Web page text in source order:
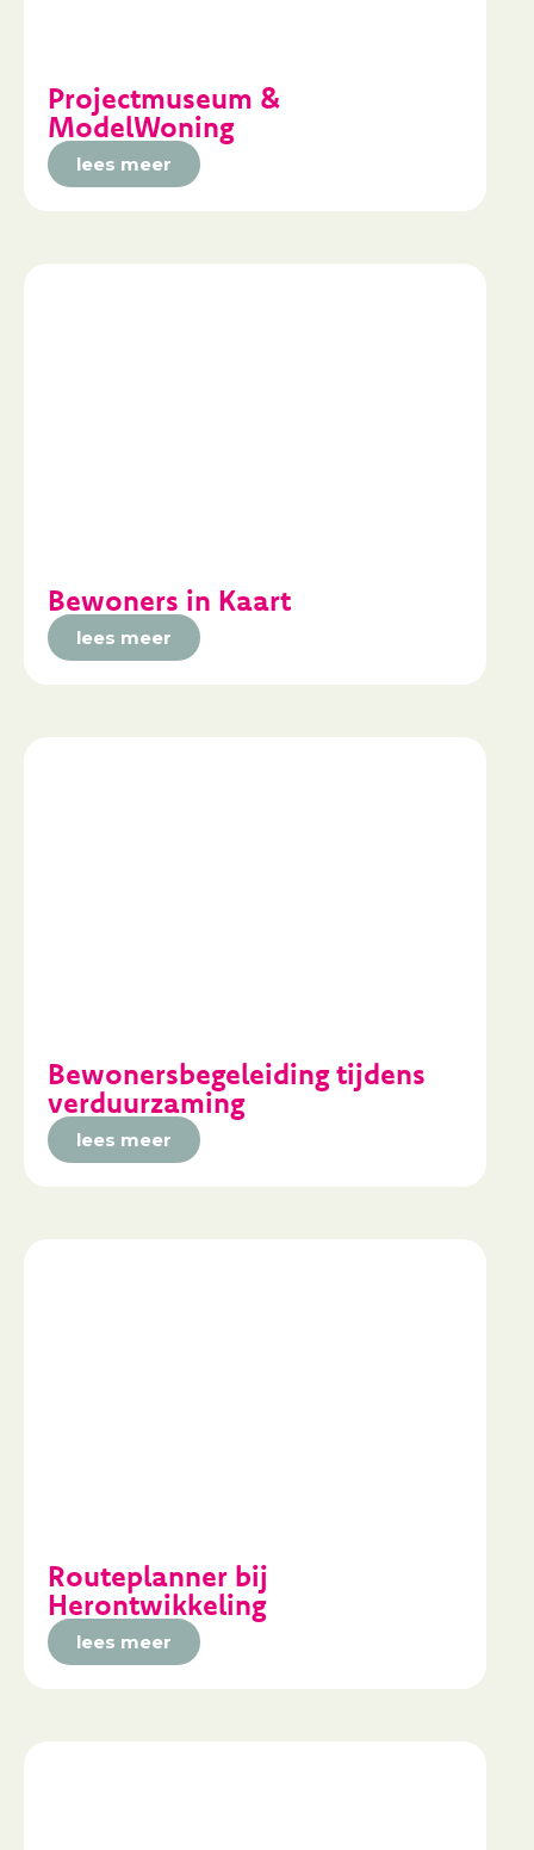
Projectmuseum &
ModelWoning
lees meer
Bewoners in Kaart
lees meer
Bewonersbegeleiding tijdens
verduurzaming
lees meer
Routeplanner bij
Herontwikkeling
lees meer